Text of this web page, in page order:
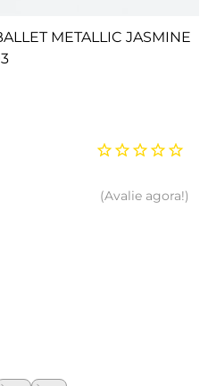
METALLIC JASMINE
Avalie agora!